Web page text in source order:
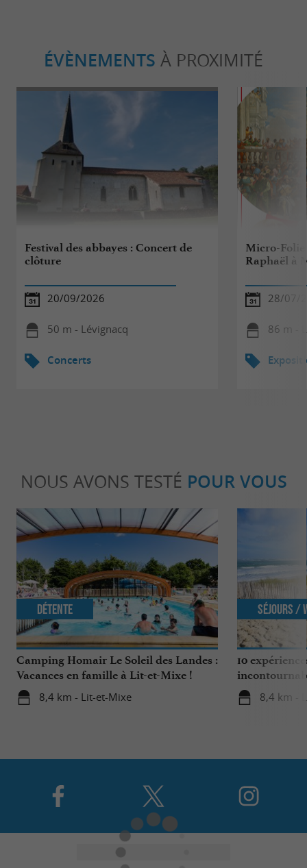
ÉVÈNEMENTS À PROXIMITÉ
Festival des abbayes : Concert de
clôture
20/09/2026
50 m - Lévignacq
Concerts
Micro-
Raphaël à
28/07/
86 m -
NOUS AVONS TESTÉ POUR VOUS
Camping Homair Le Soleil des Landes :
Vacances en famille à Lit-et-Mixe !
8,4 km - Lit-et-Mixe
Détente
10
Nature
8,4 km -
Séjours /